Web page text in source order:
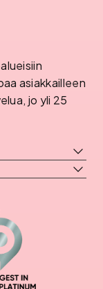
asiakkailleen
jo yli 25